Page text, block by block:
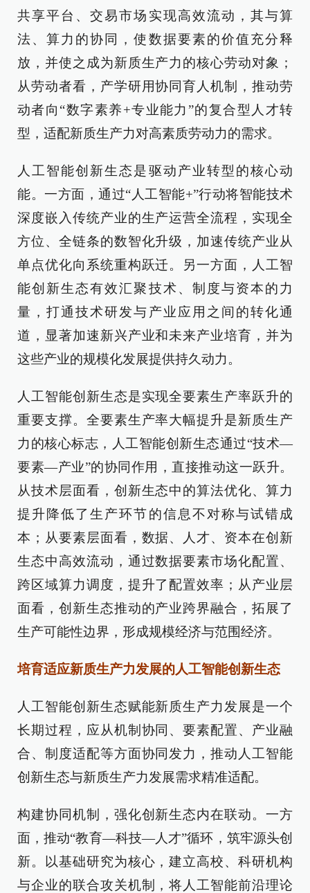
共享平台、交易市场实现高效流动，其与算
法、算力的协同，使数据要素的价值充分释
放，并使之成为新质生产力的核心劳动对象；
从劳动者看，产学研用协同育人机制，推动劳
动者向“数字素养+专业能力”的复合型人才转
型，适配新质生产力对高素质劳动力的需求。
人工智能创新生态是驱动产业转型的核心动
能。一方面，通过“人工智能+”行动将智能技术
深度嵌入传统产业的生产运营全流程，实现全
方位、全链条的数智化升级，加速传统产业从
单点优化向系统重构跃迁。另一方面，人工智
能创新生态有效汇聚技术、制度与资本的力
量，打通技术研发与产业应用之间的转化通
道，显著加速新兴产业和未来产业培育，并为
这些产业的规模化发展提供持久动力。
人工智能创新生态是实现全要素生产率跃升的
重要支撑。全要素生产率大幅提升是新质生产
力的核心标志，人工智能创新生态通过“技术—
要素—产业”的协同作用，直接推动这一跃升。
从技术层面看，创新生态中的算法优化、算力
提升降低了生产环节的信息不对称与试错成
本；从要素层面看，数据、人才、资本在创新
生态中高效流动，通过数据要素市场化配置、
跨区域算力调度，提升了配置效率；从产业层
面看，创新生态推动的产业跨界融合，拓展了
生产可能性边界，形成规模经济与范围经济。
培育适应新质生产力发展的人工智能创新生态
人工智能创新生态赋能新质生产力发展是一个
长期过程，应从机制协同、要素配置、产业融
合、制度适配等方面协同发力，推动人工智能
创新生态与新质生产力发展需求精准适配。
构建协同机制，强化创新生态内在联动。一方
面，推动“教育—科技—人才”循环，筑牢源头创
新。以基础研究为核心，建立高校、科研机构
与企业的联合攻关机制，将人工智能前沿理论